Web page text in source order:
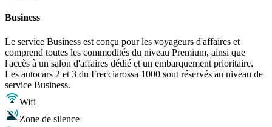
Business
Le service Business est conçu pour les voyageurs d'affaires et
comprend toutes les commodités du niveau Premium, ainsi que
l'accès à un salon d'affaires dédié et un embarquement prioritaire.
Les autocars 2 et 3 du Frecciarossa 1000 sont réservés au niveau de
service Business.
Wifi
Zone de silence